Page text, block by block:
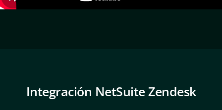
Integración NetSuite Zendesk